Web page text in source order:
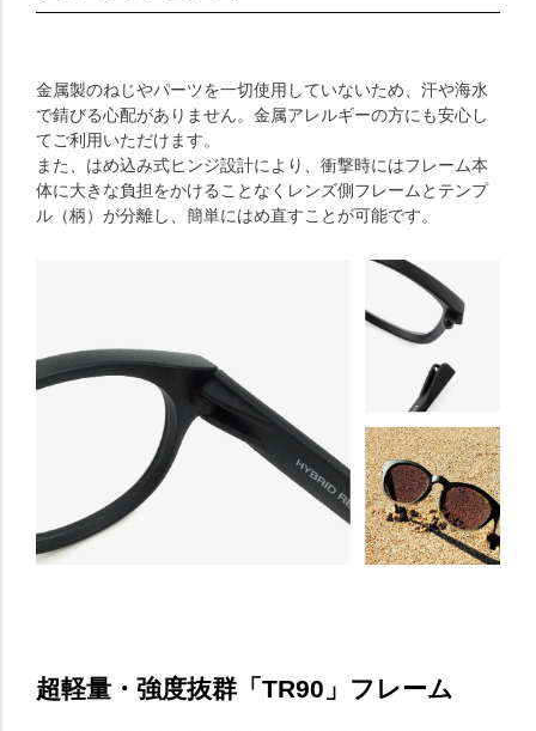
金属製のねじやパーツを一切使用していないため、汗や海水
で錆びる心配がありません。金属アレルギーの方にも安心し
てご利用いただけます。
また、はめ込み式ヒンジ設計により、衝撃時にはフレーム本
体に大きな負担をかけることなくレンズ側フレームとテンプ
ル（柄）が分離し、簡単にはめ直すことが可能です。
超軽量・強度抜群「TR90」フレーム